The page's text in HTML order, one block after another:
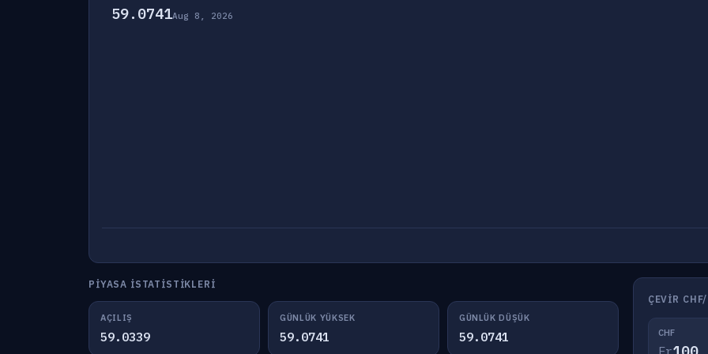
59.0741Aug 8, 2026
PIYASA İSTATISTIKLERI
AÇILIŞ
59.0339
GÜNLÜK YÜKSEK
59.0741
GÜNLÜK DÜŞÜK
59.0741
ÇEVIR
CHF
Fr